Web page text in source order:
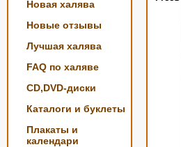
Новая халява
Новые отзывы
Лучшая халява
FAQ по халяве
CD,DVD-диски
Каталоги и буклеты
Плакаты и
календари